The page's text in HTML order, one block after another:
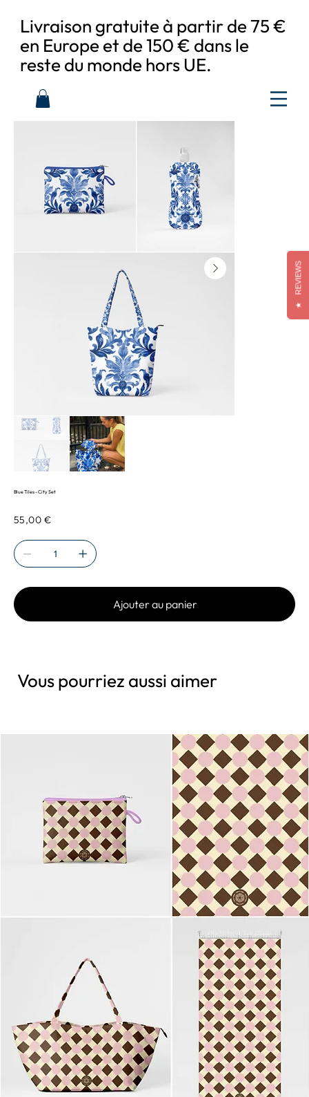
Livraison gratuite à partir de 75 €
en Europe et de 150 € dans le
reste du monde hors UE.
Blue Tiles - City Set
Prix
55,00 €
Ajouter au panier
Vous pourriez aussi aimer
★
REVIEWS